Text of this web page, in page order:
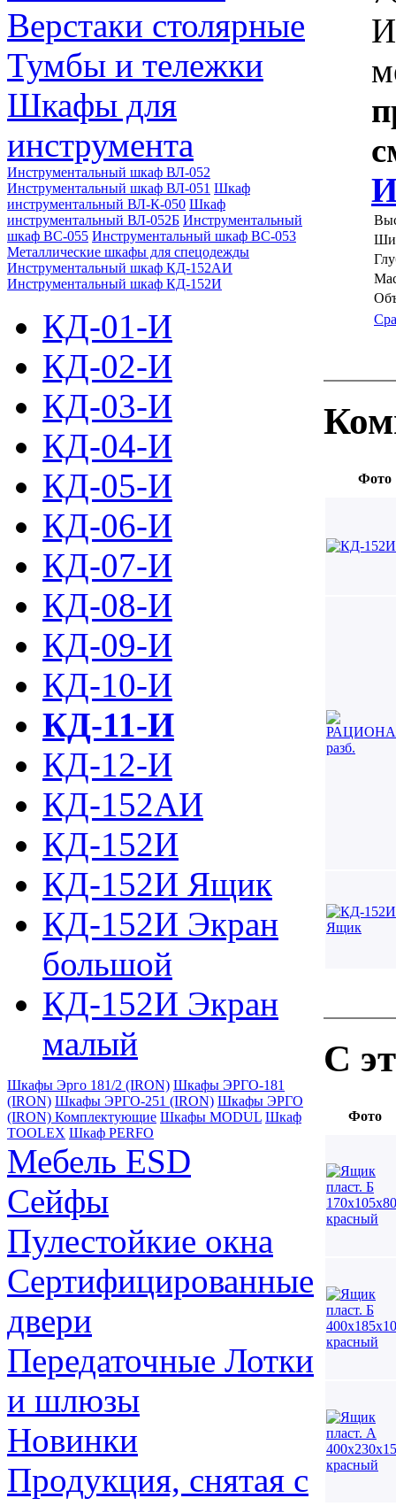
Верстаки столярные
Тумбы и тележки
Шкафы для
инструмента
Инструментальный шкаф ВЛ-052
Инструментальный шкаф ВЛ-051 Шкаф
инструментальный ВЛ-К-050 Шкаф
инструментальный ВЛ-052Б Инструментальный
шкаф ВС-055 Инструментальный шкаф ВС-053
Металлические шкафы для спецодежды
Инструментальный шкаф КД-152АИ
Инструментальный шкаф КД-152И
КД-01-И
КД-02-И
КД-03-И
КД-04-И
КД-05-И
КД-06-И
КД-07-И
КД-08-И
КД-09-И
КД-10-И
КД-11-И
КД-12-И
КД-152АИ
КД-152И
КД-152И Ящик
КД-152И Экран
большой
КД-152И Экран
малый
Шкафы Эрго 181/2 (IRON) Шкафы ЭРГО-181
(IRON) Шкафы ЭРГО-251 (IRON) Шкафы ЭРГО
(IRON) Комплектующие Шкафы MODUL Шкаф
TOOLEX Шкаф PERFO
Мебель ESD
Сейфы
Пулестойкие окна
Сертифицированные
двери
Передаточные Лотки
и шлюзы
Новинки
Продукция, снятая с
Фото
С
Фото